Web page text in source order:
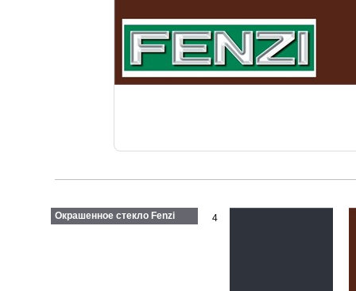
Окрашенное стекло Fenzi 4